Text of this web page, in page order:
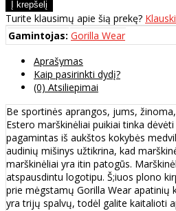
Turite klausimų apie šią prekę?
Gamintojas: Gorilla Wear
Aprašymas
Kaip pasirinkti dydį?
(0) Atsiliepimai
Be sportinės aprangos, jums,
Estero marškinėliai puikiai tinka
pagamintas iš aukštos kokybės
audinių mišinys užtikrina, kad
marškinėliai yra itin patogūs.
atspausdintu logotipu. Š;iuos plono
prie mėgstamų Gorilla Wear apatinių
yra trijų spalvų, todėl galite kaitalioti